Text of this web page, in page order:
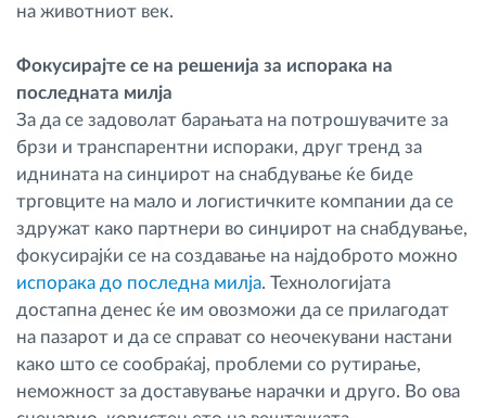
на животниот век.
Фокусирајте се на решенија за испорака на
последната милја
За да се задоволат барањата на потрошувачите за
брзи и транспарентни испораки, друг тренд за
иднината на синџирот на снабдување ќе биде
трговците на мало и логистичките компании да се
здружат како партнери во синџирот на снабдување,
фокусирајќи се на создавање на најдоброто можно
испорака до последна милја. Технологијата
достапна денес ќе им овозможи да се прилагодат
на пазарот и да се справат со неочекувани настани
како што се сообраќај, проблеми со рутирање,
неможност за доставување нарачки и друго. Во ова